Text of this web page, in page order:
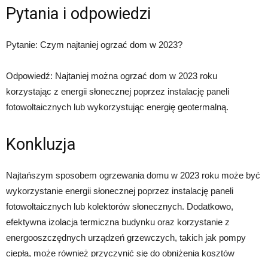
Pytania i odpowiedzi
Pytanie: Czym najtaniej ogrzać dom w 2023?
Odpowiedź: Najtaniej można ogrzać dom w 2023 roku
korzystając z energii słonecznej poprzez instalację paneli
fotowoltaicznych lub wykorzystując energię geotermalną.
Konkluzja
Najtańszym sposobem ogrzewania domu w 2023 roku może być
wykorzystanie energii słonecznej poprzez instalację paneli
fotowoltaicznych lub kolektorów słonecznych. Dodatkowo,
efektywna izolacja termiczna budynku oraz korzystanie z
energooszczędnych urządzeń grzewczych, takich jak pompy
ciepła, może również przyczynić się do obniżenia kosztów